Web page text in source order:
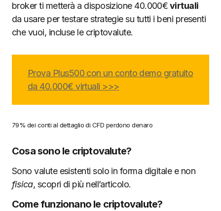
broker ti metterà a disposizione 40.000€virtuali
da usare per testare strategie su tutti i beni presenti
che vuoi, incluse le criptovalute.
Prova Plus500 con un conto demo gratuito
da 40.000€ virtuali >>>
79% dei conti al dettaglio di CFD perdono denaro
Cosa sono le criptovalute?
Sono valute esistenti solo in forma digitale e non
fisica, scopri di più nell’articolo.
Come funzionano le criptovalute?